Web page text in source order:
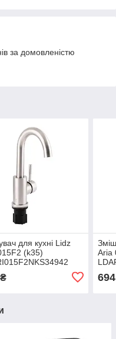
за домовленістю
для кухні Lidz
(k35)
Aria
694